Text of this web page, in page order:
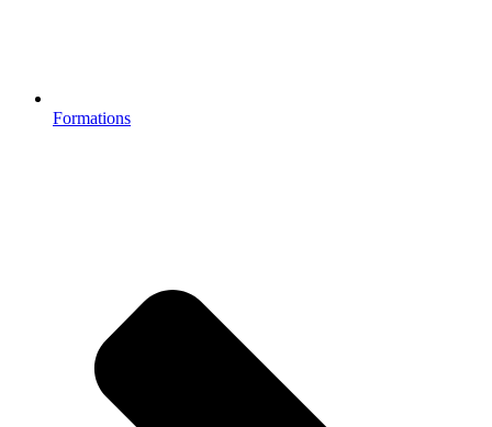
Formations